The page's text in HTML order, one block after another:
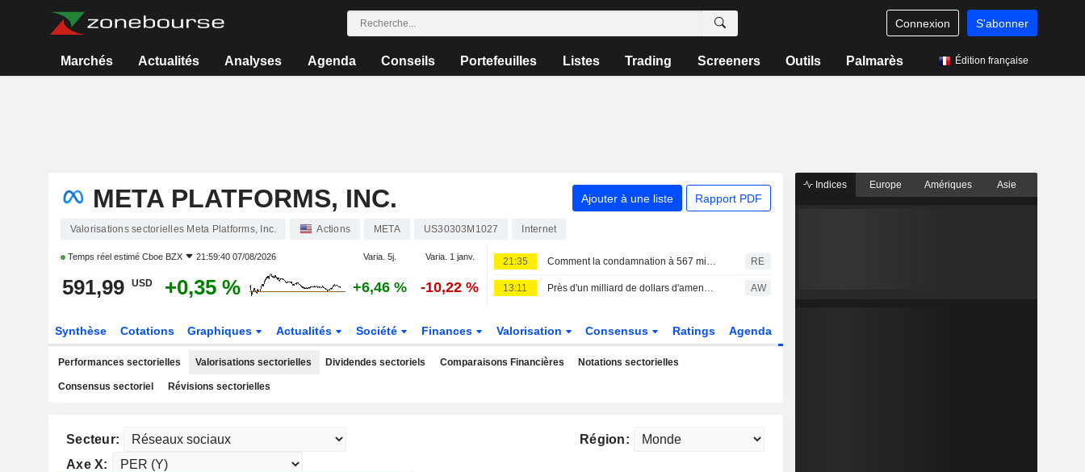
Connexion S'abonner
Marchés Actualités Analyses Agenda Conseils Portefeuilles Listes Trading Screeners Outils Palmarès Édition française
META PLATFORMS, INC. Ajouter à une liste Rapport PDF
Valorisations sectorielles Meta Platforms, Inc. Actions META US30303M1027 Internet
Temps réel estimé Cboe BZX 21:59:40 07/08/2026 Varia. 5j. Varia. 1 janv.
591,99 USD +0,35 % +6,46 % -10,22 %
21:35 Comment la condamnation à 567 millions de dollars au Nouveau-Mexique pourrait-elle transformer Meta ? RE
13:11 Près d'un milliard de dollars d'amende pour Meta AW
Synthèse Cotations Graphiques Actualités Société Finances Valorisation Consensus Ratings Agenda
Performances sectorielles Valorisations sectorielles Dividendes sectoriels Comparaisons Financières Notations sectorielles
Consensus sectoriel Révisions sectorielles
Secteur:
Région:
Axe X:
Indices Europe Amériques Asie